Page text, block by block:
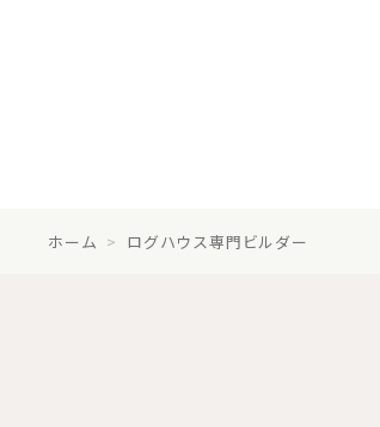
ホーム > ログハウス専門ビルダー